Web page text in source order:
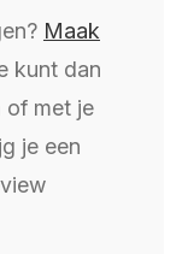
Maak
kunt dan
of met je
je een